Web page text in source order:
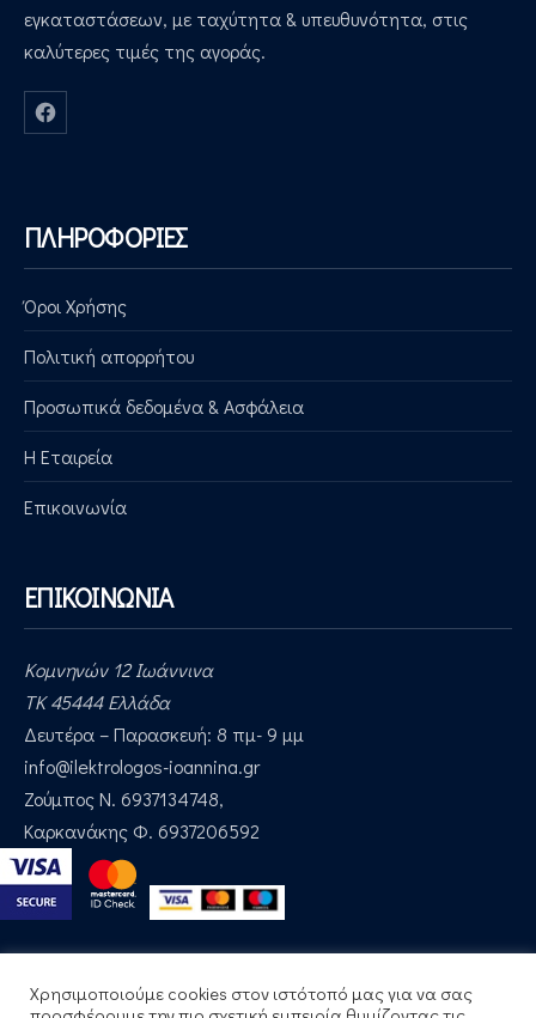
εγκαταστάσεων, με ταχύτητα & υπευθυνότητα, στις
καλύτερες τιμές της αγοράς.
Νέο παράθυρο
ΠΛΗΡΟΦΟΡΙΕΣ
Όροι Χρήσης
Πολιτική απορρήτου
Προσωπικά δεδομένα & Ασφάλεια
Η Εταιρεία
Επικοινωνία
ΕΠΙΚΟΙΝΩΝΙΑ
Κομνηνών 12 Ιωάννινα
ΤΚ 45444 Ελλάδα
Δευτέρα – Παρασκευή: 8 πμ- 9 μμ
Email:
info@ilektrologos-ioannina.gr
Τηλέφωνα:
Ζούμπος Ν. 6937134748,
Καρκανάκης Φ. 6937206592
Χρησιμοποιούμε cookies στον ιστότοπό μας για να σας